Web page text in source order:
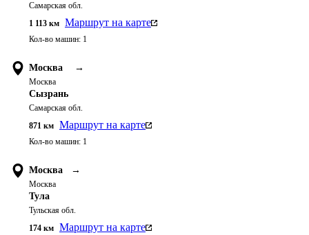
Самарская обл.
1 113 км Маршрут на карте
Кол-во машин: 1
Москва →
Москва
Сызрань
Самарская обл.
871 км Маршрут на карте
Кол-во машин: 1
Москва →
Москва
Тула
Тульская обл.
174 км Маршрут на карте